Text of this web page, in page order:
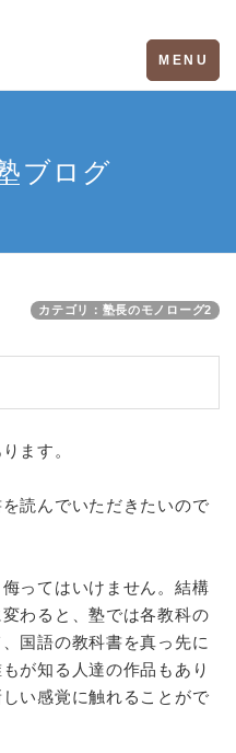
Toggle
navigation
MENU
ブログ
カテゴリ：塾長のモノローグ2
ます。
読んでいただきたいので
ってはいけません。結構
わると、塾では各教科の
国語の教科書を真っ先に
が知る人達の作品もあり
い感覚に触れることがで